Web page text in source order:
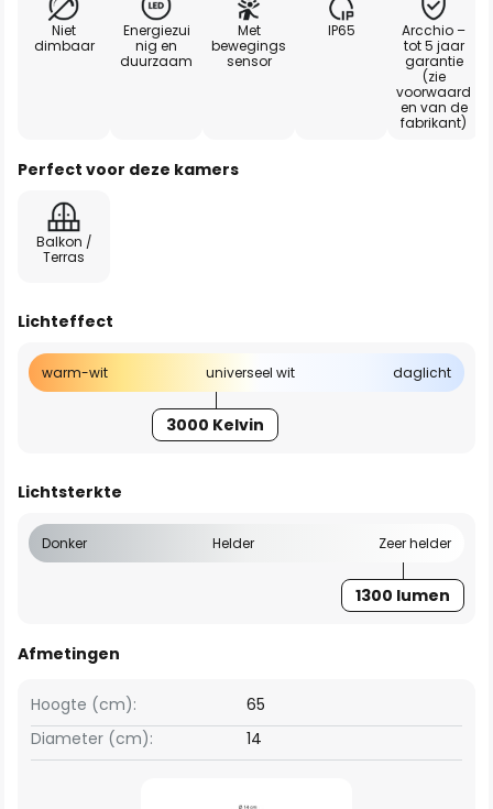
Niet
dimbaar
Energiezui
nig en
duurzaam
Met
bewegings
sensor
IP65
Arcchio –
tot 5 jaar
garantie
(zie
voorwaard
en van de
fabrikant)
Perfect voor deze kamers
Balkon /
Terras
Lichteffect
warm-wit universeel wit daglicht
3000 Kelvin
Lichtsterkte
Donker Helder Zeer helder
1300 lumen
Afmetingen
Hoogte (cm):
65
Diameter (cm):
14